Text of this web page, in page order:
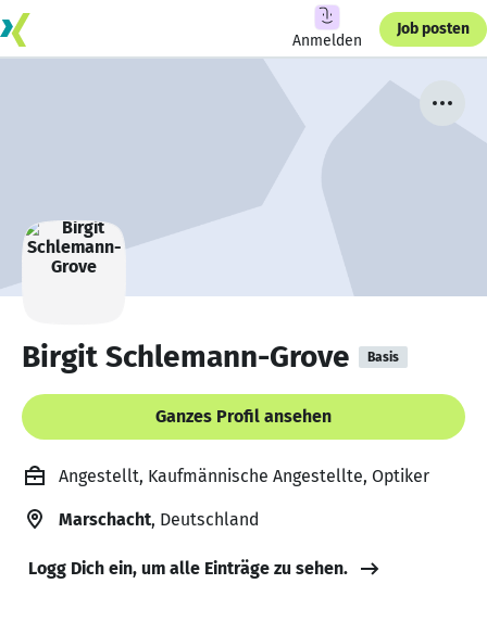
Anmelden
Job posten
Birgit Schlemann-Grove Basis
Ganzes Profil ansehen
Angestellt, Kaufmännische Angestellte, Optiker
Marschacht, Deutschland
Logg Dich ein, um alle Einträge zu sehen.